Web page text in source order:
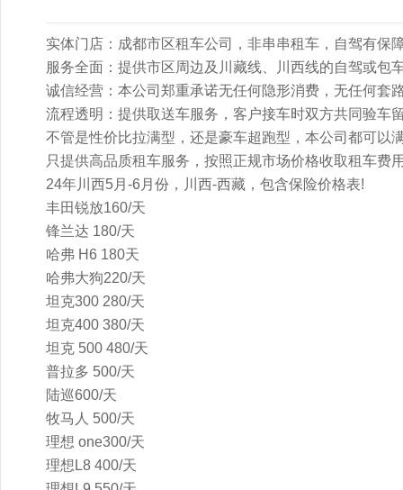
实体门店：成都市区租车公司，非串串租车，自驾有保
服务全面：提供市区周边及川藏线、川西线的自驾或
诚信经营：本公司郑重承诺无任何隐形消费，无任何套
流程透明：提供取送车服务，客户接车时双方共同验车
不管是性价比拉满型，还是豪车超跑型，本公司都可以
只提供高品质租车服务，按照正规市场价格收取租车费
24年川西5月-6月份，川西-西藏，包含保险价格表!
丰田锐放160/天
锋兰达 180/天
哈弗 H6 180天
哈弗大狗220/天
坦克300 280/天
坦克400 380/天
坦克 500 480/天
普拉多 500/天
陆巡600/天
牧马人 500/天
理想 one300/天
理想L8 400/天